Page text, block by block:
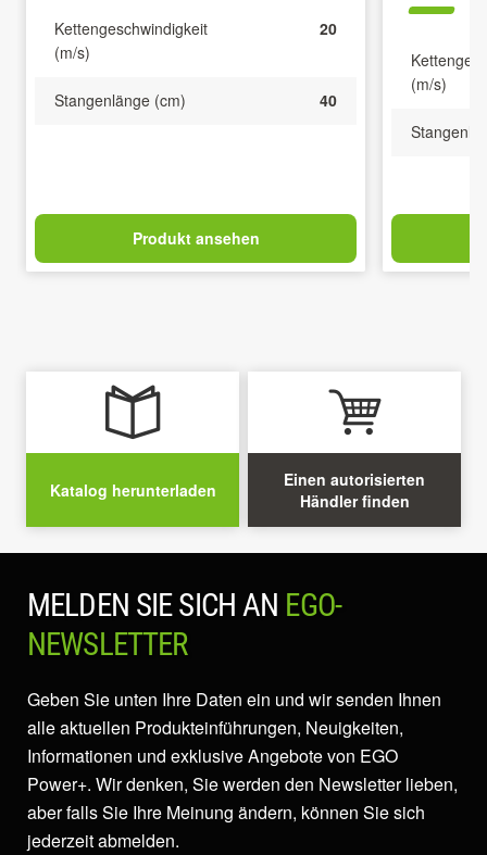
Kettengeschwindigkeit
(m/s)
20
Stangenlänge (cm) 40
Produkt ansehen
(m/s)
Katalog herunterladen
Einen autorisierten
Händler finden
MELDEN SIE SICH AN EGO-
NEWSLETTER
Geben Sie unten Ihre Daten ein und wir senden Ihnen
alle aktuellen Produkteinführungen, Neuigkeiten,
Informationen und exklusive Angebote von EGO
Power+. Wir denken, Sie werden den Newsletter lieben,
aber falls Sie Ihre Meinung ändern, können Sie sich
jederzeit abmelden.